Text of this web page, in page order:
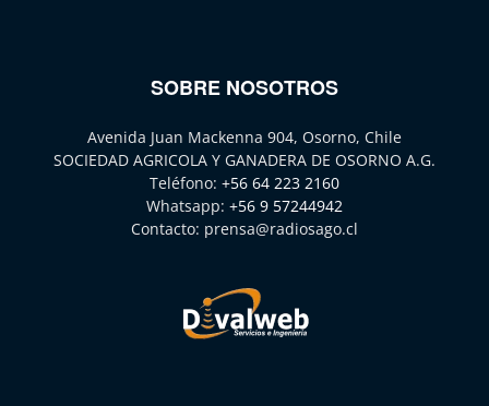
SOBRE NOSOTROS
Avenida Juan Mackenna 904, Osorno, Chile
SOCIEDAD AGRICOLA Y GANADERA DE OSORNO A.G.
Teléfono: +56 64 223 2160
Whatsapp: +56 9 57244942
Contacto: prensa@radiosago.cl